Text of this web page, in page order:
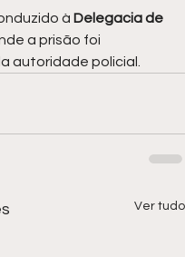
à Delegacia de
a prisão foi
autoridade policial.
Ver tudo